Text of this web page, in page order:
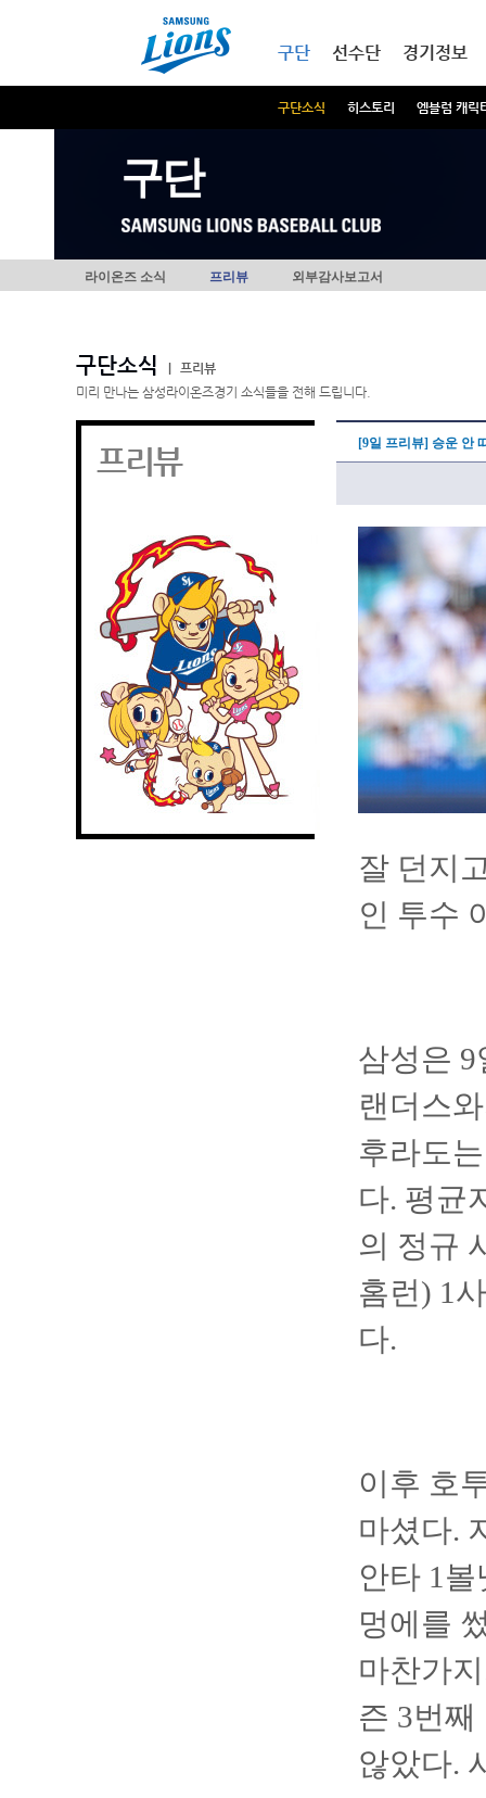
구단
구단소식 히스토리 엠블럼 캐릭
선수단 경기정보
구단
라이온즈 소식 프리뷰 외부감사보고서
구단소식
프리뷰
미리 만나는 삼성라이온즈경기 소식들을 전해 드립니다.
프리뷰 [9일 프리뷰] 승운 안
잘 던지
인 투수
삼성은 9
랜더스
후라도
다. 평균
의 정규
홈런) 1
다.
이후 호
마셨다.
안타 1
멍에를
마찬가
즌 3번
않았다.